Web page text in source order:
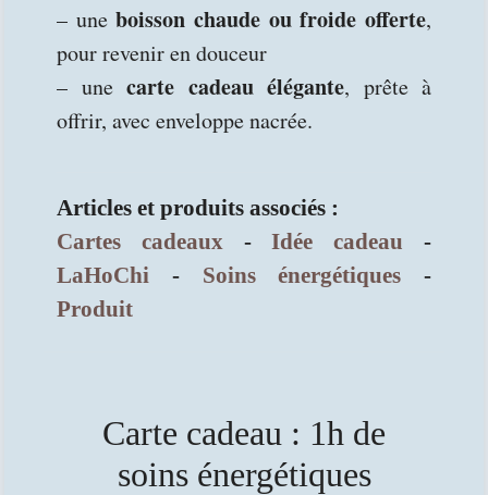
– uneboisson chaude ou froide offerte,
pour revenir en douceur
– une carte cadeau élégante, prête à
offrir, avec enveloppe nacrée.
Articles et produits associés :
Cartes cadeaux -Idée cadeau -
LaHoChi - Soins énergétiques -
Produit
Carte cadeau : 1h de
soins énergétiques